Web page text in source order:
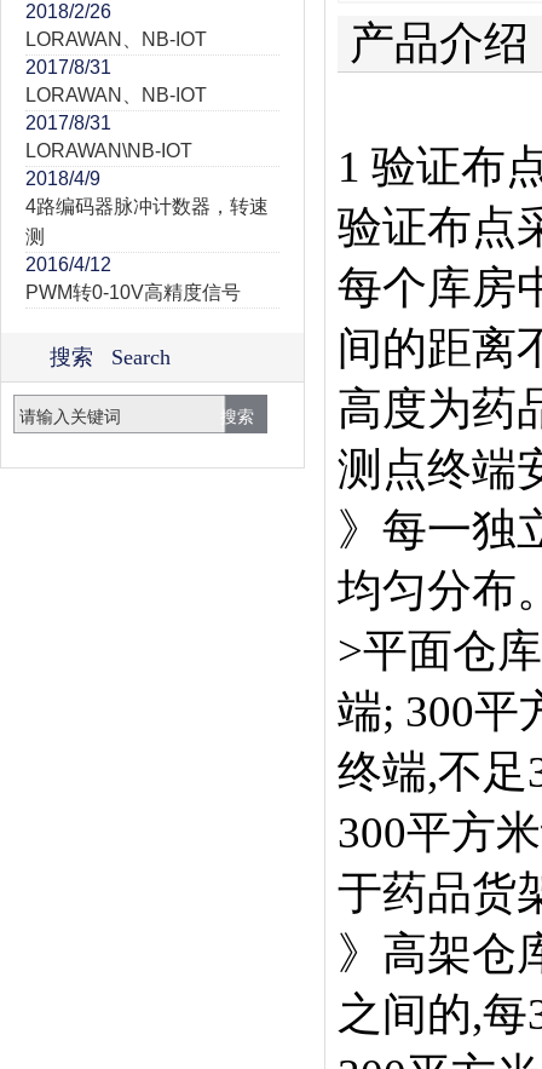
2018/2/26
LORAWAN、NB-IOT
2017/8/31
LORAWAN、NB-IOT
2017/8/31
LORAWAN\NB-IOT
2018/4/9
4路编码器脉冲计数器，转速
测
2016/4/12
PWM转0-10V高精度信号
搜索 Search
产品介绍
1 验证布
验证布点
每个库房
间的距离
高度为药
测点终端
》每一独
均匀分布
>平面仓
端; 300平
终端,不足
300平方
于药品货
》高架仓
之间的,